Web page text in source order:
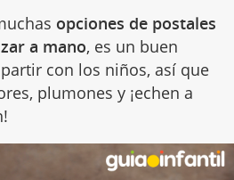
opciones de postales
a mano, es un buen
con los niños, así que
plumones y ¡echen a